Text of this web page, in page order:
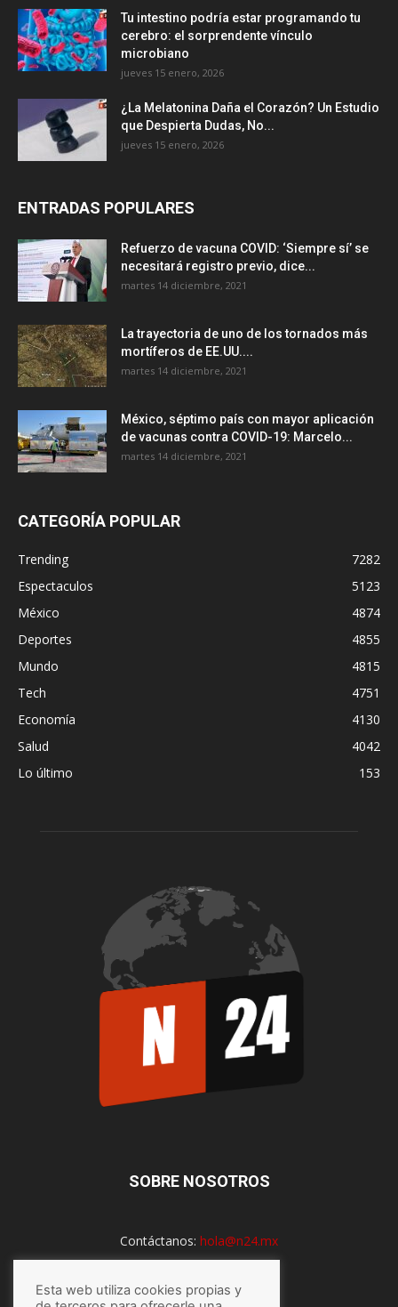
Tu intestino podría estar programando tu
cerebro: el sorprendente vínculo
microbiano
jueves 15 enero, 2026
¿La Melatonina Daña el Corazón? Un Estudio
que Despierta Dudas, No...
jueves 15 enero, 2026
ENTRADAS POPULARES
Refuerzo de vacuna COVID: ‘Siempre sí’ se
necesitará registro previo, dice...
martes 14 diciembre, 2021
La trayectoria de uno de los tornados más
mortíferos de EE.UU....
martes 14 diciembre, 2021
México, séptimo país con mayor aplicación
de vacunas contra COVID-19: Marcelo...
martes 14 diciembre, 2021
CATEGORÍA POPULAR
Trending
7282
Espectaculos
5123
México
4874
Deportes
4855
Mundo
4815
Tech
4751
Economía
4130
Salud
4042
Lo último
153
SOBRE NOSOTROS
Contáctanos: hola@n24.mx
Esta web utiliza cookies propias y